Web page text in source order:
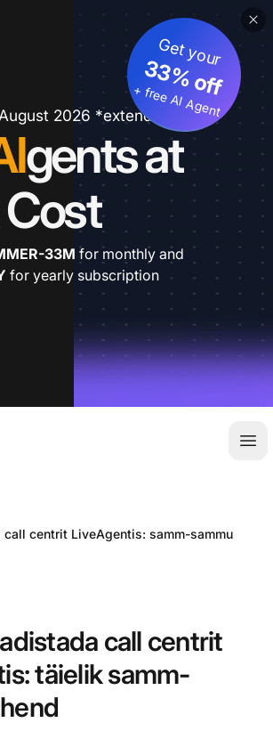
2026 *extended
gents at
Get your
33% off
+ free AI Agent
33M for monthly and
for yearly subscription
centrit LiveAgentis: samm-sammu
call centrit
täielik samm-